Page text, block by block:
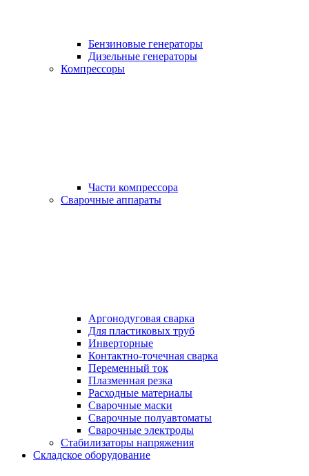
Бензиновые генераторы
Дизельные генераторы
Компрессоры
Части компрессора
Сварочные аппараты
Аргонодуговая сварка
Для пластиковых труб
Инверторные
Контактно-точечная сварка
Переменный ток
Плазменная резка
Расходные материалы
Сварочные маски
Сварочные полуавтоматы
Сварочные электроды
Стабилизаторы напряжения
Складское оборудование